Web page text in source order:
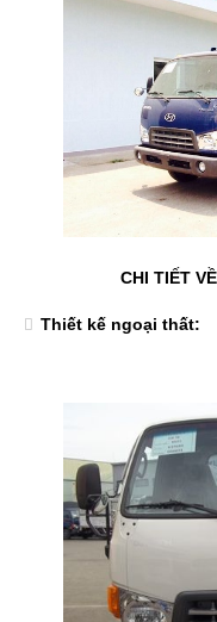
CHI TIẾT
Thiết kế ngoại thất: